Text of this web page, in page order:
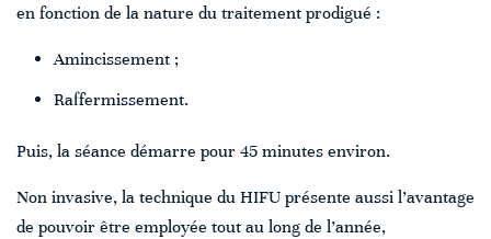
en fonction de la nature du traitement prodigué :
Amincissement ;
Raffermissement.
Puis, la séance démarre pour 45 minutes environ.
Non invasive, la technique du HIFU présente aussi l’avantage
de pouvoir être employée tout au long de l’année,